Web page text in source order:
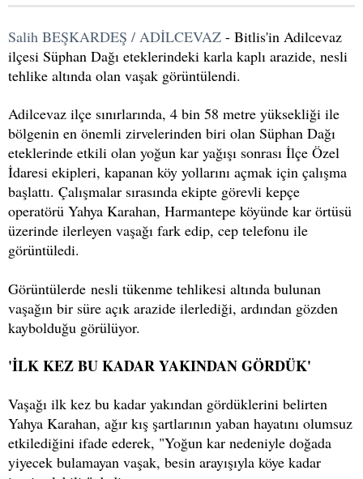
Salih BEŞKARDEŞ / ADİLCEVAZ - Bitlis'in Adilcevaz
ilçesi Süphan Dağı eteklerindeki karla kaplı arazide, nesli
tehlike altında olan vaşak görüntülendi.
Adilcevaz ilçe sınırlarında, 4 bin 58 metre yüksekliği ile
bölgenin en önemli zirvelerinden biri olan Süphan Dağı
eteklerinde etkili olan yoğun kar yağışı sonrası İlçe Özel
İdaresi ekipleri, kapanan köy yollarını açmak için çalışma
başlattı. Çalışmalar sırasında ekipte görevli kepçe
operatörü Yahya Karahan, Harmantepe köyünde kar örtüsü
üzerinde ilerleyen vaşağı fark edip, cep telefonu ile
görüntüledi.
Görüntülerde nesli tükenme tehlikesi altında bulunan
vaşağın bir süre açık arazide ilerlediği, ardından gözden
kaybolduğu görülüyor.
'İLK KEZ BU KADAR YAKINDAN GÖRDÜK'
Vaşağı ilk kez bu kadar yakından gördüklerini belirten
Yahya Karahan, ağır kış şartlarının yaban hayatını olumsuz
etkilediğini ifade ederek, "Yoğun kar nedeniyle doğada
yiyecek bulamayan vaşak, besin arayışıyla köye kadar